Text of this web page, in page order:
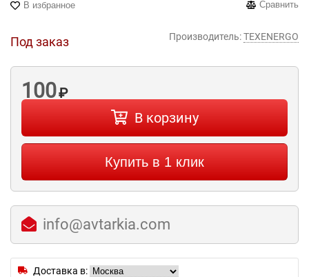
В избранное Сравнить
Под заказ Производитель:TEXENERGO
100₽
В корзину
Купить в 1 клик
info@avtarkia.com
Доставка в: